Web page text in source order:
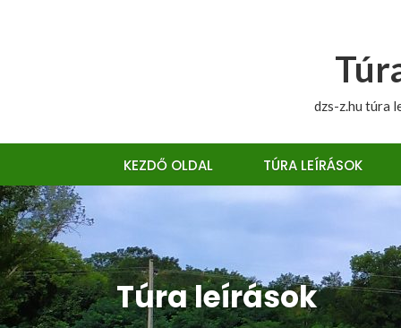
dzs-z.hu túra
KEZDŐ OLDAL TÚRA LEÍRÁSOK
Túra leírások